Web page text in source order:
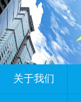
关于我们